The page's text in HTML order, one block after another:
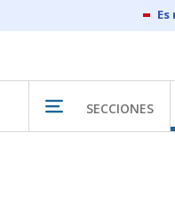
SECCIONES